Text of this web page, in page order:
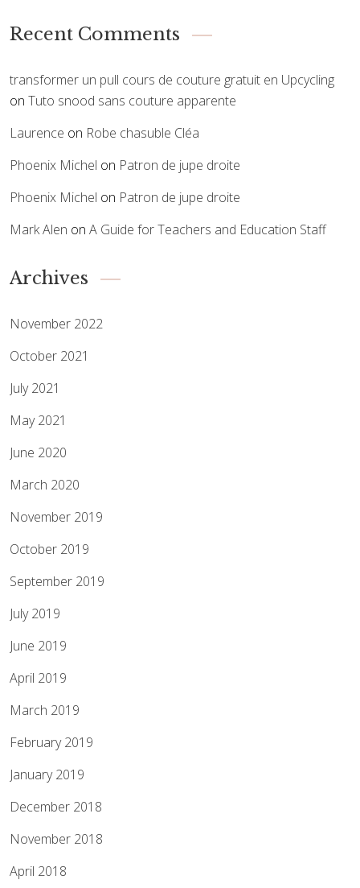
Recent Comments
transformer un pull cours de couture gratuit en Upcycling
on Tuto snood sans couture apparente
Laurence on Robe chasuble Cléa
Phoenix Michel on Patron de jupe droite
Phoenix Michel on Patron de jupe droite
Mark Alen on A Guide for Teachers and Education Staff
Archives
November 2022
October 2021
July 2021
May 2021
June 2020
March 2020
November 2019
October 2019
September 2019
July 2019
June 2019
April 2019
March 2019
February 2019
January 2019
December 2018
November 2018
April 2018